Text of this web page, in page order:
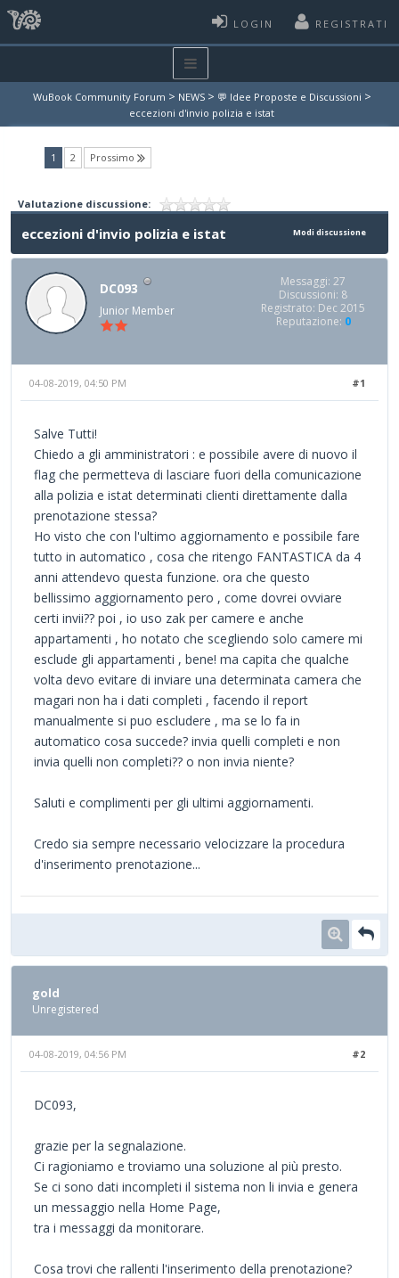
LOGIN REGISTRATI
WuBook Community Forum > NEWS > 💬 Idee Proposte e Discussioni >
eccezioni d'invio polizia e istat
1 (current)
2 Prossimo
Valutazione discussione:
Modi discussione
eccezioni d'invio polizia e istat
DC093
Junior Member
Messaggi: 27
Discussioni: 8
Registrato: Dec 2015
Reputazione: 0
#1
04-08-2019, 04:50 PM
Salve Tutti!
Chiedo a gli amministratori : e possibile avere di nuovo il
flag che permetteva di lasciare fuori della comunicazione
alla polizia e istat determinati clienti direttamente dalla
prenotazione stessa?
Ho visto che con l'ultimo aggiornamento e possibile fare
tutto in automatico , cosa che ritengo FANTASTICA da 4
anni attendevo questa funzione. ora che questo
bellissimo aggiornamento pero , come dovrei ovviare
certi invii?? poi , io uso zak per camere e anche
appartamenti , ho notato che scegliendo solo camere mi
esclude gli appartamenti , bene! ma capita che qualche
volta devo evitare di inviare una determinata camera che
magari non ha i dati completi , facendo il report
manualmente si puo escludere , ma se lo fa in
automatico cosa succede? invia quelli completi e non
invia quelli non completi?? o non invia niente?
Saluti e complimenti per gli ultimi aggiornamenti.
Credo sia sempre necessario velocizzare la procedura
d'inserimento prenotazione...
gold
Unregistered
#2
04-08-2019, 04:56 PM
DC093,
grazie per la segnalazione.
Ci ragioniamo e troviamo una soluzione al più presto.
Se ci sono dati incompleti il sistema non li invia e genera
un messaggio nella Home Page,
tra i messaggi da monitorare.
Cosa trovi che rallenti l'inserimento della prenotazione?